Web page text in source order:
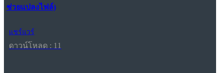
ช่วยแปลงไฟล์)
แชร์แวร์
ดาวน์โหลด : 11